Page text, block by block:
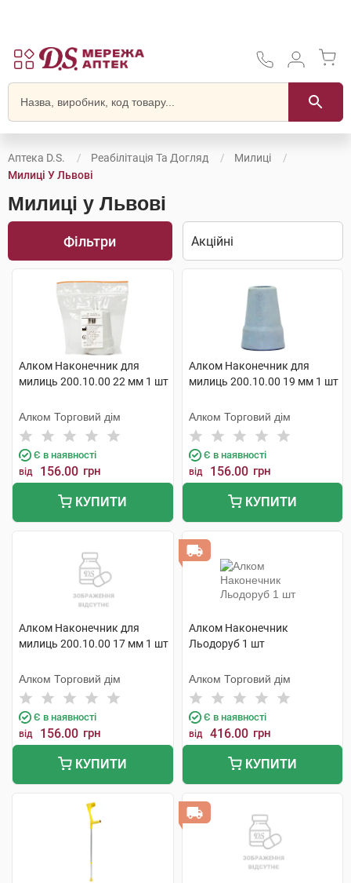
Аптека D.S. Реабілітація Та Догляд
Милиці
Милиці У Львові
Милиці у Львові
Фільтри
Алком Наконечник для
милиць 200.10.00 22 мм 1 шт
Алком Торговий дім
Є в наявності
від 156.00 грн
КУПИТИ
Алком Наконечник для
милиць 200.10.00 19 мм 1 шт
Алком Торговий дім
Є в наявності
від 156.00 грн
КУПИТИ
Алком Наконечник для
милиць 200.10.00 17 мм 1 шт
Алком Торговий дім
Є в наявності
від 156.00 грн
КУПИТИ
Алком Наконечник
Льодоруб 1 шт
Алком Торговий дім
Є в наявності
від 416.00 грн
КУПИТИ